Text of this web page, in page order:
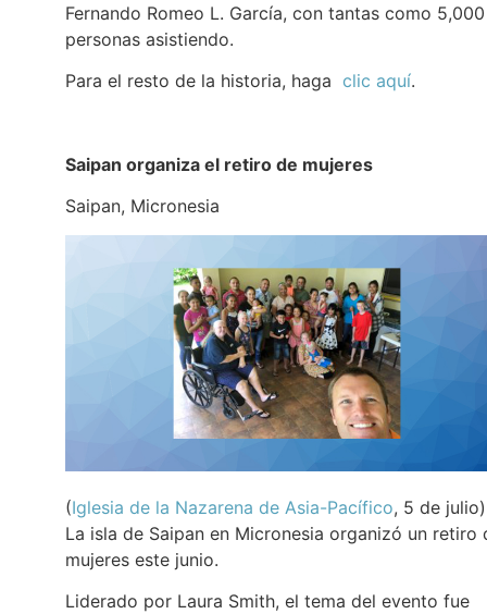
Fernando Romeo L. García, con tantas como 5,000
personas asistiendo.
Para el resto de la historia, haga clic aquí.
Saipan organiza el retiro de mujeres
Saipan, Micronesia
(Iglesia de la Nazarena de Asia-Pacífico, 5 de julio)
La isla de Saipan en Micronesia organizó un retiro
mujeres este junio.
Liderado por Laura Smith, el tema del evento fue